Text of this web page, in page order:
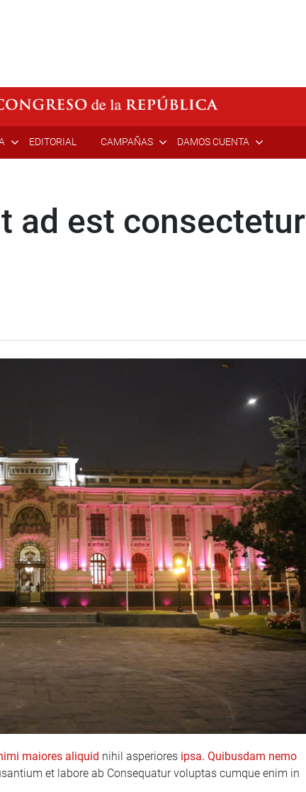
EDITORIAL CAMPAÑAS DAMOS CUENTA
ad est consectetur
maiores aliquid nihil asperiores ipsa. Quibusdam nemo
et labore ab Consequatur voluptas cumque enim in